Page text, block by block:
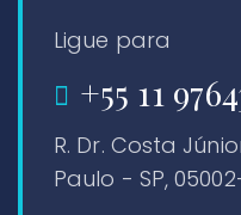
Ligue para
+55 11
R. Dr. Costa
Paulo - SP,